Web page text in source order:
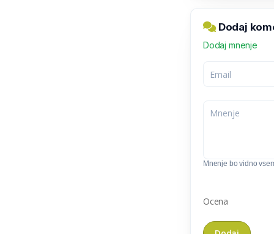
Dodaj
Dodaj mnenje
Mnenje bo vidno
Ocena